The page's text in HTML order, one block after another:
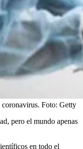
coronavirus. Foto: Getty
pero el mundo apenas
en todo el